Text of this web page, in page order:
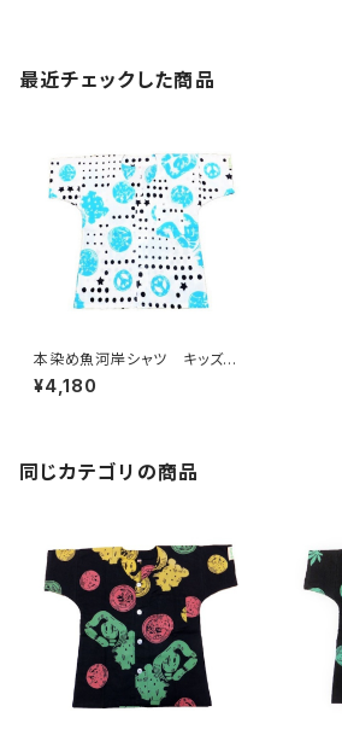
最近チェックした商品
本染め魚河岸シャツ キッズ用1
00サイズ 認定証付き 木綿
晒 星柄入り豆絞り 白×紺＆
ぐいシャツ 濱いちシャツ 焼
津 浜通り 港町
¥4,180
同じカテゴリの商品